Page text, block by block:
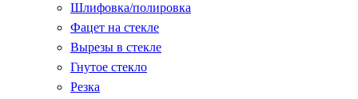
Шлифовка/полировка
Фацет на стекле
Вырезы в стекле
Гнутое стекло
Резка